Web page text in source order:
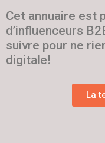
Cet annuaire est
d’influenceurs
suivre pour ne
digitale!
La